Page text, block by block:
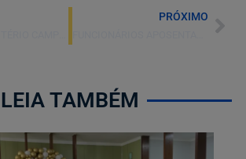
PRÓXIMO
LEIA TAMBÉM